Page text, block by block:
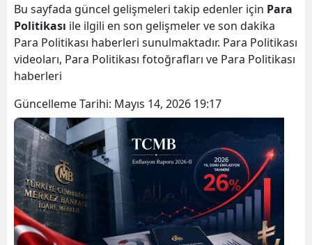
Bu sayfada güncel gelişmeleri takip edenler için Para
Politikası ile ilgili en son gelişmeler ve son dakika
Para Politikası haberleri sunulmaktadır. Para Politikası
videoları, Para Politikası fotoğrafları ve Para Politikası
haberleri
Güncelleme Tarihi: Mayıs 14, 2026 19:17